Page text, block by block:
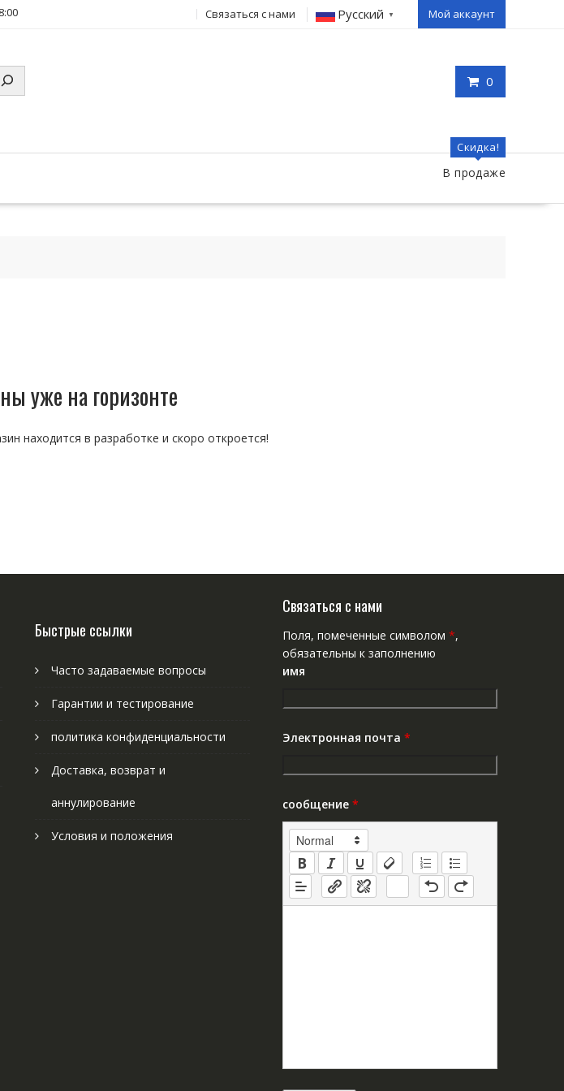
Связаться с нами Русский ▼ Мой аккаунт
0
Скидка!
В продаже
уже на горизонте
находится в разработке и скоро откроется!
Быстрые ссылки
Часто задаваемые вопросы
Гарантии и тестирование
политика конфиденциальности
Доставка, возврат и
аннулирование
Условия и положения
Связаться с нами
Поля, помеченные символом *,
обязательны к заполнению
имя
Электронная почта *
сообщение *